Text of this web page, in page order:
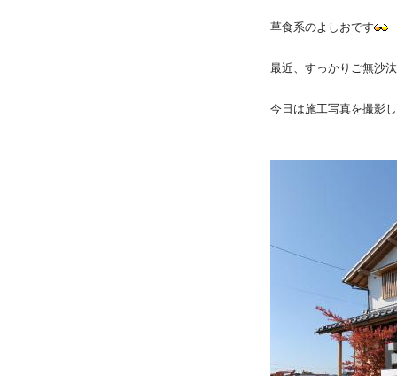
草食系のよしおです
最近、すっかりご無沙
今日は施工写真を撮影